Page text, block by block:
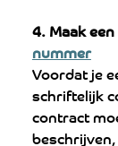
4. Maak
nummer
Voordat je
schriftelijk
contract